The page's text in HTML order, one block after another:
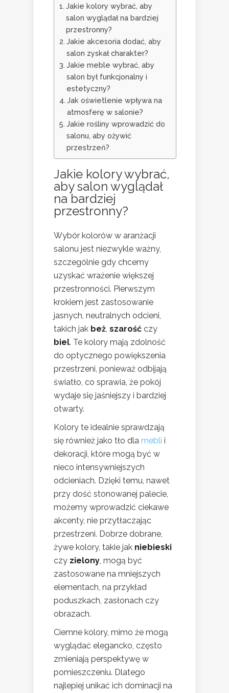
Jakie kolory wybrać, aby
salon wyglądał na bardziej
przestronny?
Jakie akcesoria dodać, aby
salon zyskał charakter?
Jakie meble wybrać, aby
salon był funkcjonalny i
estetyczny?
Jak oświetlenie wpływa na
atmosferę w salonie?
Jakie rośliny wprowadzić do
salonu, aby ożywić
przestrzeń?
Jakie kolory wybrać,
aby salon wyglądał
na bardziej
przestronny?
Wybór kolorów w aranżacji
salonu jest niezwykle ważny,
szczególnie gdy chcemy
uzyskać wrażenie większej
przestronności. Pierwszym
krokiem jest zastosowanie
jasnych, neutralnych odcieni,
takich jak beż, szarość czy
biel. Te kolory mają zdolność
do optycznego powiększenia
przestrzeni, ponieważ odbijają
światło, co sprawia, że pokój
wydaje się jaśniejszy i bardziej
otwarty.
Kolory te idealnie sprawdzają
się również jako tło dla mebli i
dekoracji, które mogą być w
nieco intensywniejszych
odcieniach. Dzięki temu, nawet
przy dość stonowanej palecie,
możemy wprowadzić ciekawe
akcenty, nie przytłaczając
przestrzeni. Dobrze dobrane,
żywe kolory, takie jak niebieski
czy zielony, mogą być
zastosowane na mniejszych
elementach, na przykład
poduszkach, zasłonach czy
obrazach.
Ciemne kolory, mimo że mogą
wyglądać elegancko, często
zmieniają perspektywę w
pomieszczeniu. Dlatego
najlepiej unikać ich dominacji na